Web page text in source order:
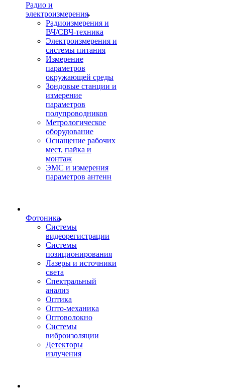
Радио и
электроизмерения
Радиоизмерения и
ВЧ/СВЧ-техника
Электроизмерения и
системы питания
Измерение
параметров
окружающей среды
Зондовые станции и
измерение
параметров
полупроводников
Метрологическое
оборудование
Оснащение рабочих
мест, пайка и
монтаж
ЭМС и измерения
параметров антенн
Фотоника
Cистемы
видеорегистрации
Системы
позиционирования
Лазеры и источники
света
Спектральный
анализ
Оптика
Опто-механика
Оптоволокно
Системы
виброизоляции
Детекторы
излучения